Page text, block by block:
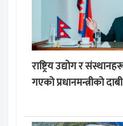
राष्ट्रिय उद्योग र
गएको प्रधानमन्त्रीको दाबी